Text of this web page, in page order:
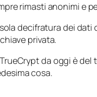
rimasti anonimi e
decifratura dei
privata.
da oggi è
cosa.